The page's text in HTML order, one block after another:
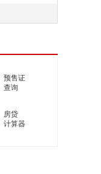
预售证
查询
房贷
计算器